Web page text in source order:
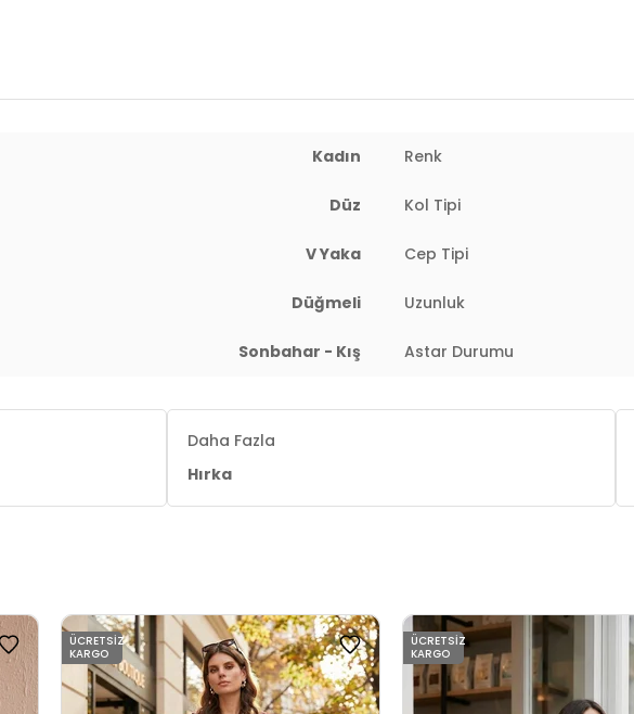
Kadın Renk
Düz Kol Tipi
V Yaka Cep Tipi
Düğmeli Uzunluk
Sonbahar - Kış Astar Durumu
Daha Fazla
Hırka
ÜCRETSIZ
KARGO
ÜCRETSIZ
KARGO